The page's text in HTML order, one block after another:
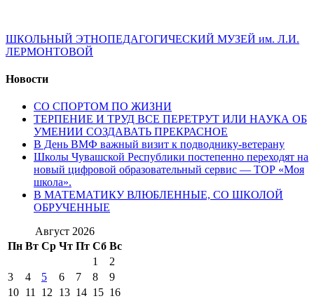
ШКОЛЬНЫЙ ЭТНОПЕДАГОГИЧЕСКИЙ МУЗЕЙ им. Л.И.
ЛЕРМОНТОВОЙ
Новости
СО СПОРТОМ ПО ЖИЗНИ
ТЕРПЕНИЕ И ТРУД ВСЕ ПЕРЕТРУТ ИЛИ НАУКА ОБ
УМЕНИИ СОЗДАВАТЬ ПРЕКРАСНОЕ
В День ВМФ важный визит к подводнику-ветерану
Школы Чувашской Республики постепенно переходят на
новый цифровой образовательный сервис — ТОР «Моя
школа».
В МАТЕМАТИКУ ВЛЮБЛЕННЫЕ, СО ШКОЛОЙ
ОБРУЧЕННЫЕ
Август 2026
Пн Вт Ср Чт Пт Сб Вс
1
2
3
4 5 6 7 8
9
10 11 12 13 14 15 16